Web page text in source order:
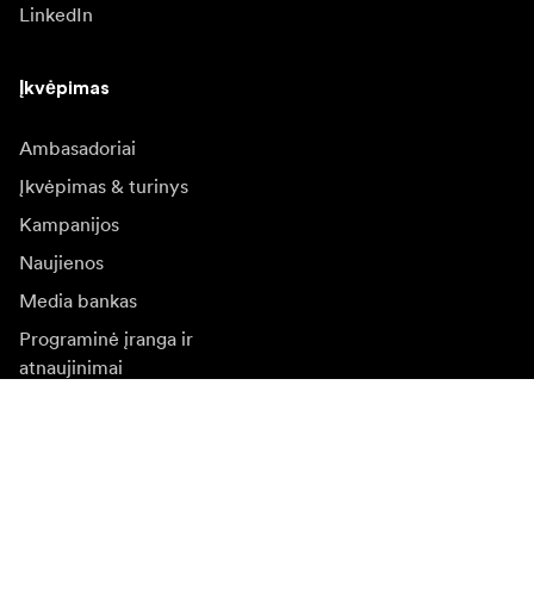
LinkedIn
Įkvėpimas
Ambasadoriai
Įkvėpimas & turinys
Kampanijos
Naujienos
Media bankas
Programinė įranga ir
atnaujinimai